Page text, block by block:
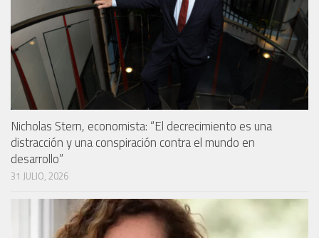
Nicholas Stern, economista: “El decrecimiento es una
distracción y una conspiración contra el mundo en
desarrollo”
31 JULIO, 2026